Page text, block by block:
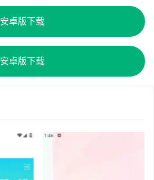
安卓版下载
安卓版下载